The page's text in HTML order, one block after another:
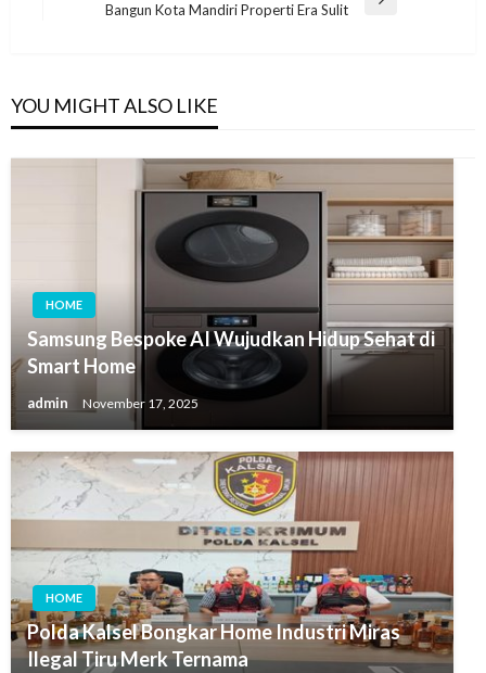
Bangun Kota Mandiri Properti Era Sulit
YOU MIGHT ALSO LIKE
HOME
Samsung Bespoke AI Wujudkan Hidup Sehat di
Smart Home
admin November 17, 2025
HOME
Polda Kalsel Bongkar Home Industri Miras
Ilegal Tiru Merk Ternama